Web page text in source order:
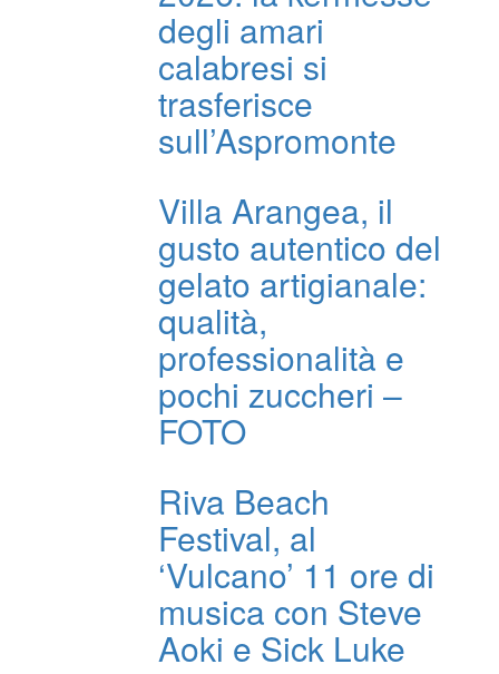
degli amari
calabresi si
trasferisce
sull’Aspromonte
Villa Arangea, il
gusto autentico del
gelato artigianale:
qualità,
professionalità e
pochi zuccheri –
FOTO
Riva Beach
Festival, al
‘Vulcano’ 11 ore di
musica con Steve
Aoki e Sick Luke